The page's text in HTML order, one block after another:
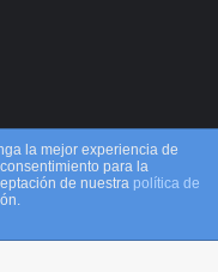
reservados M&M |
Telegram Viber
la mejor experiencia de
para la
de nuestra política de